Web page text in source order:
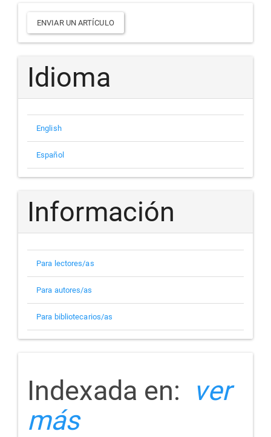
Enviar
un
artículo
ENVIAR UN ARTÍCULO
Idioma
English
Español
Información
Para lectores/as
Para autores/as
Para bibliotecarios/as
indizada
Indexada en: ver
más